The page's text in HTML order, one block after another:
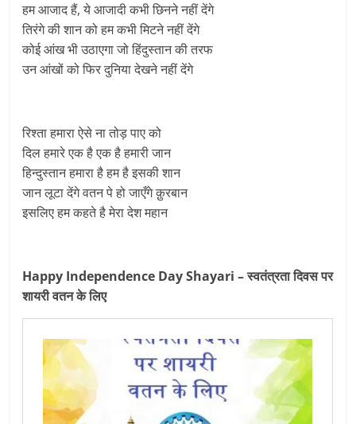
हम आजाद हैं, ये आजादी कभी छिनने नहीं देंगे
तिरंगे की शान को हम कभी मिटने नहीं देंगे
कोई आंख भी उठाएगा जो हिंदुस्तान की तरफ
उन आंखों को फिर दुनिया देखने नहीं देंगे
रिश्ता हमारा ऐसे ना तोड़ पाए को
दिल हमारे एक है एक है हमारी जान
हिन्दुस्तान हमारा है हम है इसकी शान
जान लूटा देंगे वतन पे हो जाएँगे क़ुरबान
इसलिए हम कहते है मेरा देश महान
Happy Independence Day Shayari – स्वतंत्रता दिवस पर
शायरी वतन के लिए